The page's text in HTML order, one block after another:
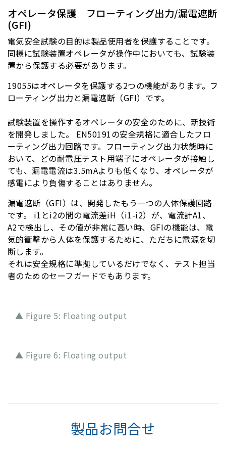
オペレータ保護 フローティング出力/漏電遮断
(GFI)
電気安全試験の目的は製品使用者を保護することです。
同様に試験装置オペレータが操作中においても、試験装
置から保護する必要があります。
19055はオペレータを保護する2つの機能があります。フ
ローティング出力と漏電遮断（GFI）です。
試験装置を操作するオペレータの安全のために、新技術
を開発しました。
EN50191の安全規格に適合したフロ
ーティング出力回路です。フローティング出力状態時に
おいて、どの耐電圧テスト用端子にオペレータが接触し
ても、漏電電流は3.5mAよりも低くなり、オペレータが
感電により負傷することはありません。
漏電遮断（GFI）は、開発したもう一つの人体保護回路
です。 i1 とi2の間の電流差iH （i1-i2）が、電流計A1、
A2で検出し、その値が非常に高い時、 GFIの機能は、電
気的衝撃から人体を保護するために、ただちに電源を切
断します。
それは安全規格に準拠しているだけでなく、テスト担当
者のためのセーフガードでもあります。
▲ Figure 5: Floating output
▲ Figure 6: Floating output
製品お問合せ